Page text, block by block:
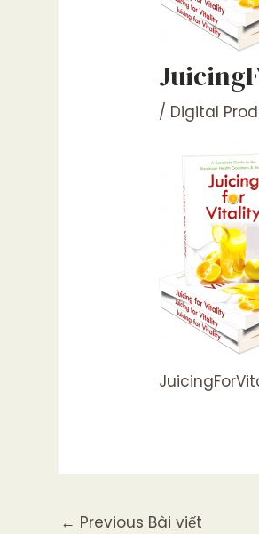
/ Digital
← Previous Bài viết